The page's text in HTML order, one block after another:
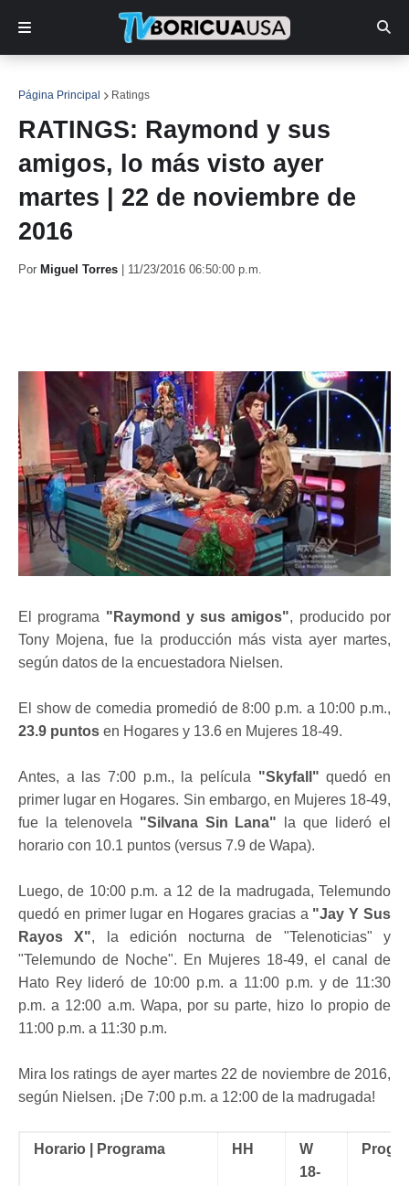
Página Principal Ratings
RATINGS: Raymond y sus
amigos, lo más visto ayer
martes | 22 de noviembre de
2016
Por Miguel Torres 11/23/2016 06:50:00 p.m.
El programa "Raymond y sus amigos", producido por
Tony Mojena, fue la producción más vista ayer martes,
según datos de la encuestadora Nielsen.
El show de comedia promedió de 8:00 p.m. a 10:00 p.m.,
23.9 puntos en Hogares y 13.6 en Mujeres 18-49.
Antes, a las 7:00 p.m., la película "Skyfall" quedó en
primer lugar en Hogares. Sin embargo, en Mujeres 18-49,
fue la telenovela "Silvana Sin Lana" la que lideró el
horario con 10.1 puntos (versus 7.9 de Wapa).
Luego, de 10:00 p.m. a 12 de la madrugada, Telemundo
quedó en primer lugar en Hogares gracias a "Jay Y Sus
Rayos X", la edición nocturna de "Telenoticias" y
"Telemundo de Noche". En Mujeres 18-49, el canal de
Hato Rey lideró de 10:00 p.m. a 11:00 p.m. y de 11:30
p.m. a 12:00 a.m. Wapa, por su parte, hizo lo propio de
11:00 p.m. a 11:30 p.m.
Mira los ratings de ayer martes 22 de noviembre de 2016,
según Nielsen. ¡De 7:00 p.m. a 12:00 de la madrugada!
Horario | Programa HH
W
18-